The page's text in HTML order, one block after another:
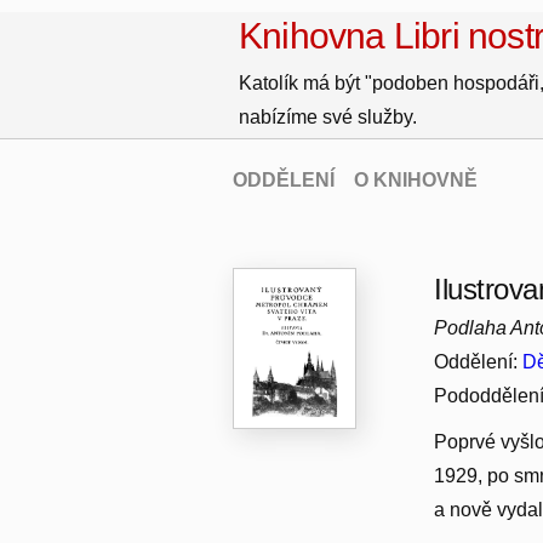
Knihovna Libri
Katolík má být "podoben
nabízíme své služby.
ODDĚLENÍ O KNIHOVNĚ
Podlaha
Oddělení:
Poprvé
1929, po
a nově